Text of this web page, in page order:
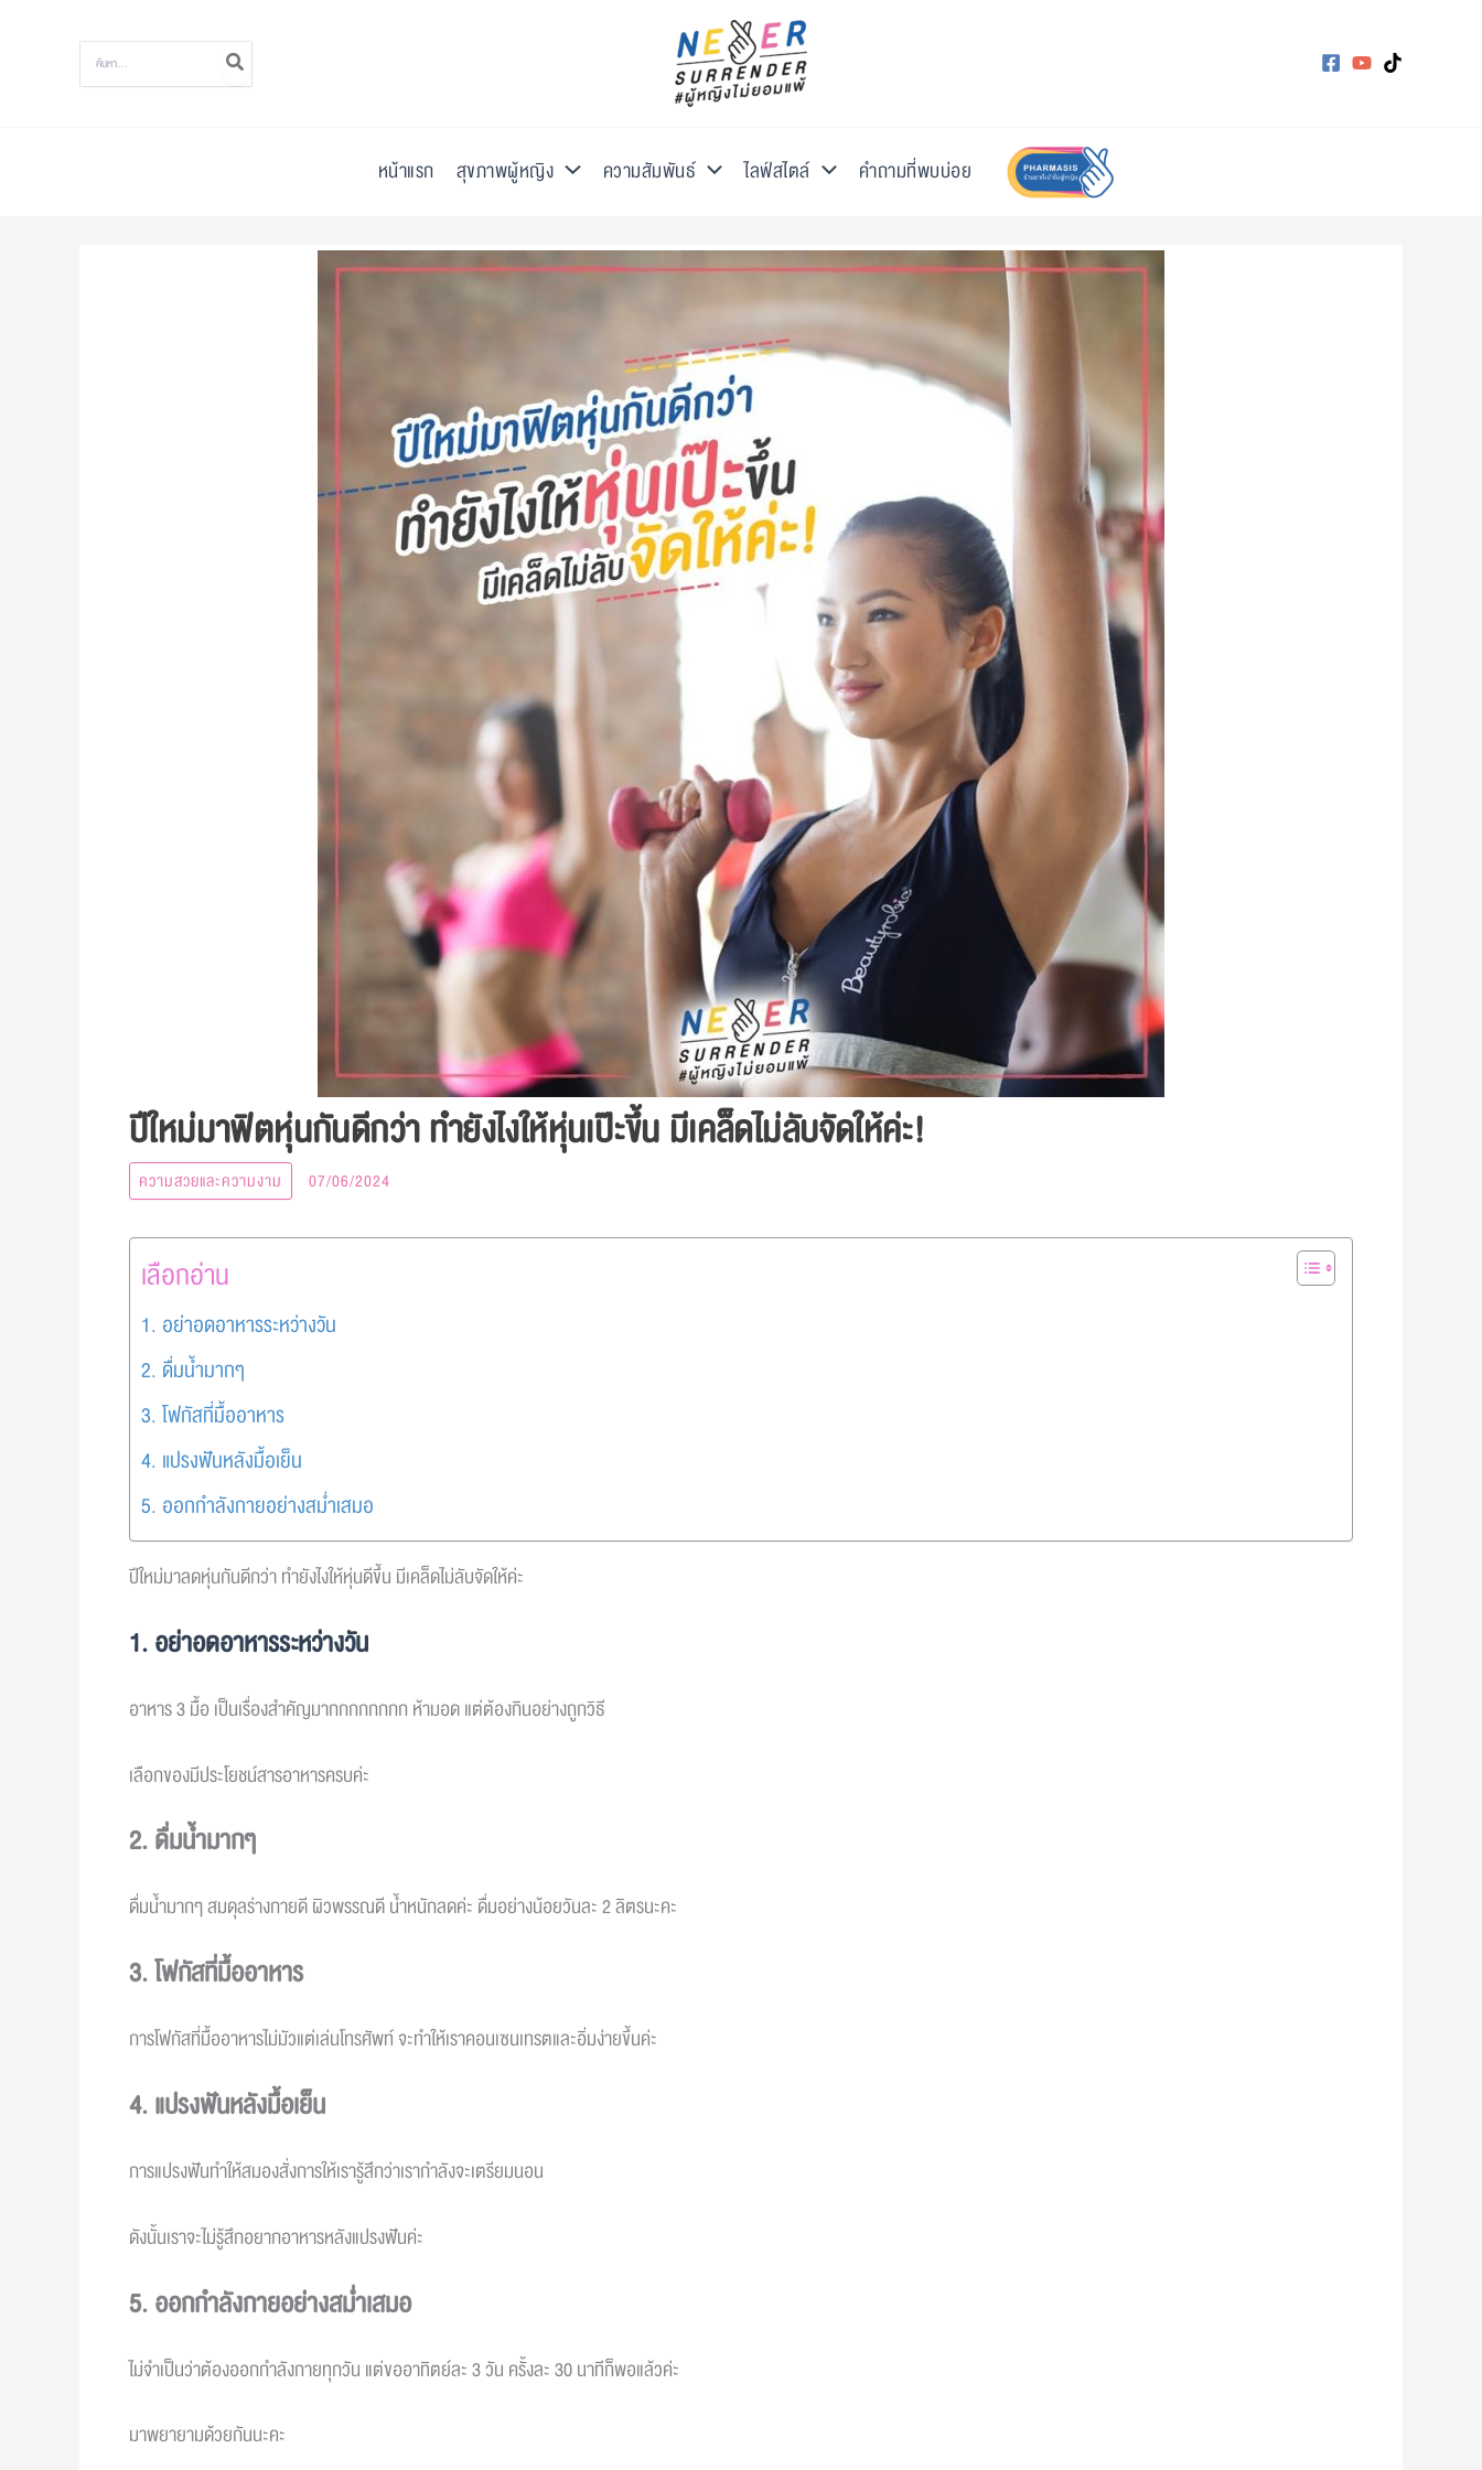
หน้าแรก สุขภาพผู้หญิง ความสัมพันธ์ ไลฟ์สไตล์ คำถามที่พบบ่อย
ปีใหม่มาฟิตหุ่นกันดีกว่า ทำยังไงให้หุ่นเป๊ะขึ้น มีเคล็ดไม่ลับจัดให้ค่ะ!
ความสวยและความงาม 07/06/2024
เลือกอ่าน
1. อย่าอดอาหารระหว่างวัน
2. ดื่มน้ำมากๆ
3. โฟกัสที่มื้ออาหาร
4. แปรงฟันหลังมื้อเย็น
5. ออกกำลังกายอย่างสม่ำเสมอ
ปีใหม่มาลดหุ่นกันดีกว่า ทำยังไงให้หุ่นดีขึ้น มีเคล็ดไม่ลับจัดให้ค่ะ
1. อย่าอดอาหารระหว่างวัน
อาหาร 3 มื้อ เป็นเรื่องสำคัญมากกกกกกกก ห้ามอด แต่ต้องกินอย่างถูกวิธี
เลือกของมีประโยชน์สารอาหารครบค่ะ
2. ดื่มน้ำมากๆ
ดื่มน้ำมากๆ สมดุลร่างกายดี ผิวพรรณดี น้ำหนักลดค่ะ ดื่มอย่างน้อยวันละ 2 ลิตรนะคะ
3. โฟกัสที่มื้ออาหาร
การโฟกัสที่มื้ออาหารไม่มัวแต่เล่นโทรศัพท์ จะทำให้เราคอนเซนเทรตและอิ่มง่ายขึ้นค่ะ
4. แปรงฟันหลังมื้อเย็น
การแปรงฟันทำให้สมองสั่งการให้เรารู้สึกว่าเรากำลังจะเตรียมนอน
ดังนั้นเราจะไม่รู้สึกอยากอาหารหลังแปรงฟันค่ะ
5. ออกกำลังกายอย่างสม่ำเสมอ
ไม่จำเป็นว่าต้องออกกำลังกายทุกวัน แต่ขออาทิตย์ละ 3 วัน ครั้งละ 30 นาทีก็พอแล้วค่ะ
มาพยายามด้วยกันนะคะ